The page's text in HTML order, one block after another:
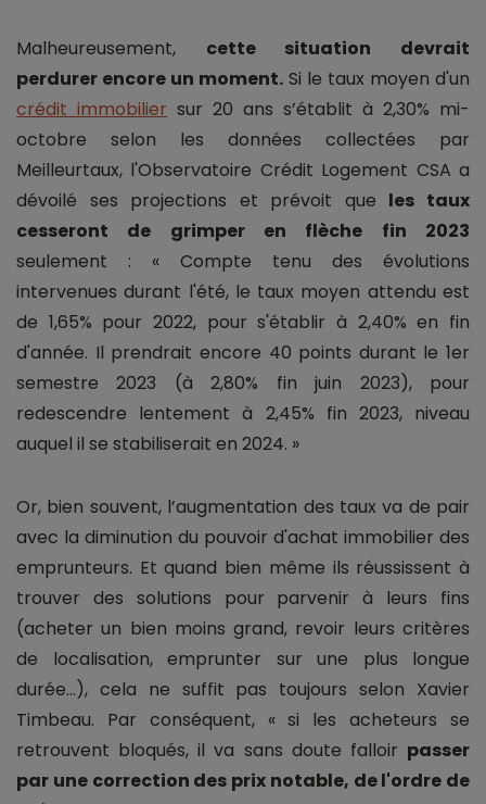
Malheureusement, cette situation devrait
perdurer encore un moment. Si le taux moyen d'un
crédit immobilier sur 20 ans s’établit à 2,30% mi-
octobre selon les données collectées par
Meilleurtaux, l'Observatoire Crédit Logement CSA a
dévoilé ses projections et prévoit que les taux
cesseront de grimper en flèche fin 2023
seulement : « Compte tenu des évolutions
intervenues durant l'été, le taux moyen attendu est
de 1,65% pour 2022, pour s'établir à 2,40% en fin
d'année. Il prendrait encore 40 points durant le 1er
semestre 2023 (à 2,80% fin juin 2023), pour
redescendre lentement à 2,45% fin 2023, niveau
auquel il se stabiliserait en 2024. »
Or, bien souvent, l’augmentation des taux va de pair
avec la diminution du pouvoir d'achat immobilier des
emprunteurs. Et quand bien même ils réussissent à
trouver des solutions pour parvenir à leurs fins
(acheter un bien moins grand, revoir leurs critères
de localisation, emprunter sur une plus longue
durée...), cela ne suffit pas toujours selon Xavier
Timbeau. Par conséquent, « si les acheteurs se
retrouvent bloqués, il va sans doute falloir passer
par une correction des prix notable, de l'ordre de